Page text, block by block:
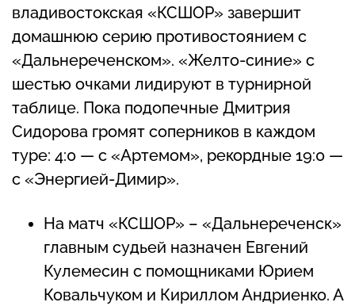
владивостокская «КСШОР» завершит
домашнюю серию противостоянием с
«Дальнереченском». «Желто-синие» с
шестью очками лидируют в турнирной
таблице. Пока подопечные Дмитрия
Сидорова громят соперников в каждом
туре: 4:0 — с «Артемом», рекордные 19:0 —
с «Энергией-Димир».
На матч «КСШОР» – «Дальнереченск»
главным судьей назначен Евгений
Кулемесин с помощниками Юрием
Ковальчуком и Кириллом Андриенко. А